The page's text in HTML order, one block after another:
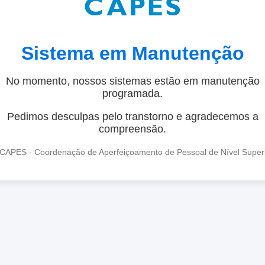
Sistema em Manutenção
No momento, nossos sistemas estão em manutenção
programada.
Pedimos desculpas pelo transtorno e agradecemos a
compreensão.
- Coordenação de Aperfeiçoamento de Pessoal de Nível